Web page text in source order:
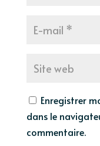
Enregistrer
dans le
commentaire.